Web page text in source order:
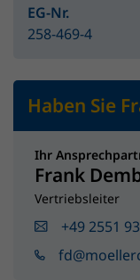
EG-Nr.
258-469-4
Haben Sie
Ihr
Frank
Vertriebsleiter
+49 2551